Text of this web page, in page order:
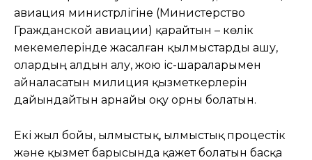
авиация министрлігіне (Министерство
Гражданской авиации) қарайтын – көлік
мекемелерінде жасалған қылмыстарды ашу,
олардың алдын алу, жою іс-шараларымен
айналасатын милиция қызметкерлерін
дайындайтын арнайы оқу орны болатын.
Екі жыл бойы, Қылмыстық, Қылмыстық процестік
және қызмет барысында қажет болатын басқа